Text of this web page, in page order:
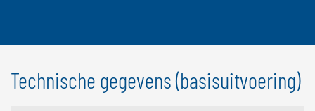
Technische gegevens (basisuitvoering)